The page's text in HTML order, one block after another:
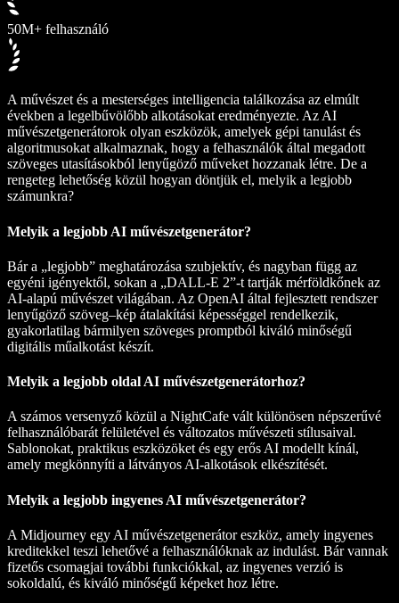
50M+ felhasználó
A művészet és a mesterséges intelligencia találkozása az elmúlt
években a legelbűvölőbb alkotásokat eredményezte. Az AI
művészetgenerátorok olyan eszközök, amelyek gépi tanulást és
algoritmusokat alkalmaznak, hogy a felhasználók által megadott
szöveges utasításokból lenyűgöző műveket hozzanak létre. De a
rengeteg lehetőség közül hogyan döntjük el, melyik a legjobb
számunkra?
Melyik a legjobb AI művészetgenerátor?
Bár a „legjobb” meghatározása szubjektív, és nagyban függ az
egyéni igényektől, sokan a „DALL-E 2”-t tartják mérföldkőnek az
AI-alapú művészet világában. Az OpenAI által fejlesztett rendszer
lenyűgöző szöveg–kép átalakítási képességgel rendelkezik,
gyakorlatilag bármilyen szöveges promptból kiváló minőségű
digitális műalkotást készít.
Melyik a legjobb oldal AI művészetgenerátorhoz?
A számos versenyző közül a NightCafe vált különösen népszerűvé
felhasználóbarát felületével és változatos művészeti stílusaival.
Sablonokat, praktikus eszközöket és egy erős AI modellt kínál,
amely megkönnyíti a látványos AI-alkotások elkészítését.
Melyik a legjobb ingyenes AI művészetgenerátor?
A Midjourney egy AI művészetgenerátor eszköz, amely ingyenes
kreditekkel teszi lehetővé a felhasználóknak az indulást. Bár vannak
fizetős csomagjai további funkciókkal, az ingyenes verzió is
sokoldalú, és kiváló minőségű képeket hoz létre.